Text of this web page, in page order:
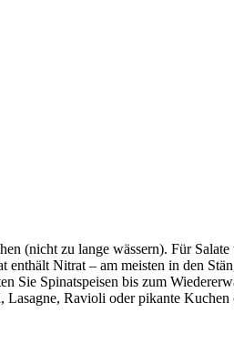
(nicht zu lange wässern). Für
enthält Nitrat – am meisten in den
Sie Spinatspeisen bis zum
Ravioli oder pikante